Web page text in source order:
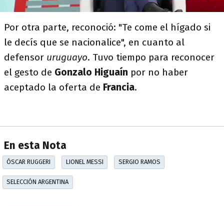
Por otra parte, reconoció: "Te come el hígado si
le decís que se nacionalice", en cuanto al
defensor uruguayo. Tuvo tiempo para reconocer
el gesto de Gonzalo Higuaín por no haber
aceptado la oferta de Francia.
En esta Nota
ÓSCAR RUGGERI LIONEL MESSI SERGIO RAMOS
SELECCIÓN ARGENTINA